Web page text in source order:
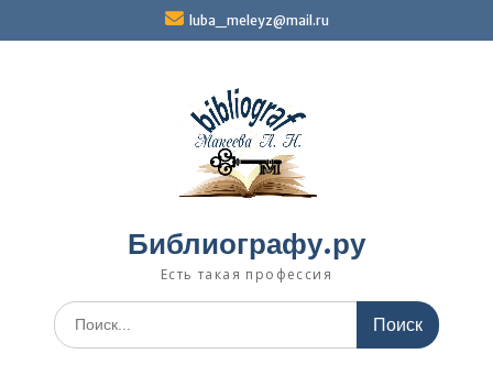
luba_meleyz@mail.ru
Библиографу.ру
Есть такая профессия
Поиск
по: